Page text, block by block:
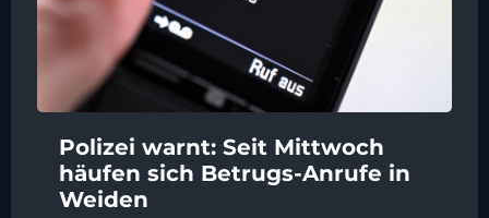
Polizei warnt: Seit Mittwoch
häufen sich Betrugs-Anrufe in
Weiden